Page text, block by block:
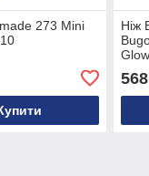
273 Mini
Ніж
568